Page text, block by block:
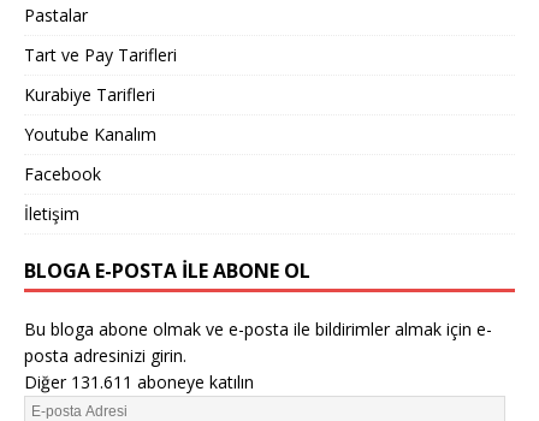
Pastalar
Tart ve Pay Tarifleri
Kurabiye Tarifleri
Youtube Kanalım
Facebook
İletişim
BLOGA E-POSTA ILE ABONE OL
Bu bloga abone olmak ve e-posta ile bildirimler almak için e-
posta adresinizi girin.
Diğer 131.611 aboneye katılın